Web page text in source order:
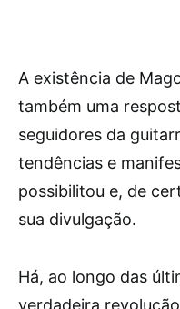
A existência de
também uma
seguidores da
tendências e
possibilitou e, de
sua divulgação.
Há, ao longo das
verdadeira